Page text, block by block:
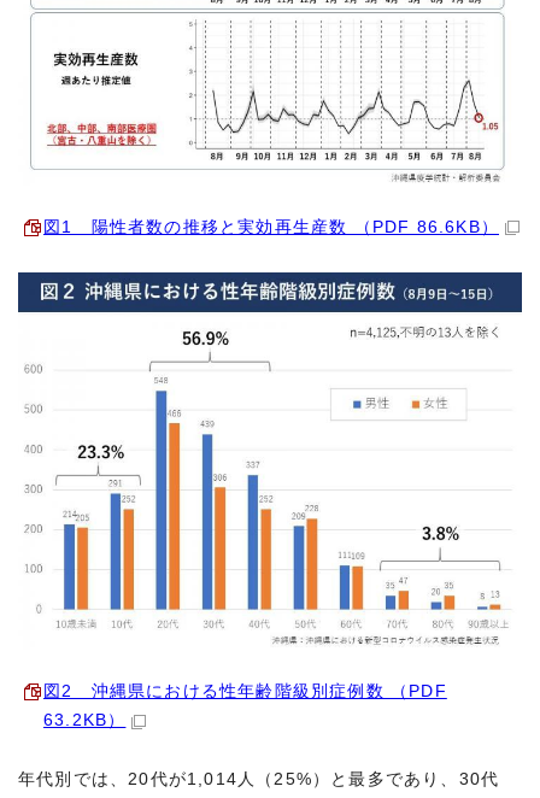
図1 陽性者数の推移と実効再生産数 （PDF 86.6KB）
図2 沖縄県における性年齢階級別症例数 （PDF
63.2KB）
年代別では、20代が1,014人（25%）と最多であり、30代